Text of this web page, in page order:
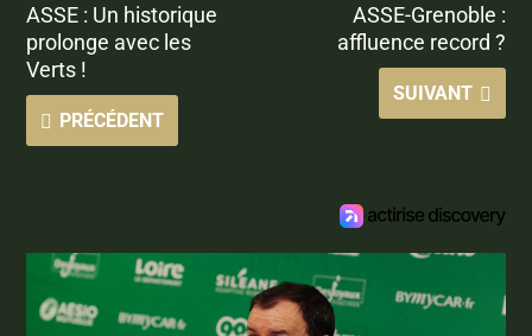
ASSE : Un historique
prolonge avec les
Verts !
PRÉCÉDENT
ASSE-Grenoble :
affluence record ?
SUIVANT